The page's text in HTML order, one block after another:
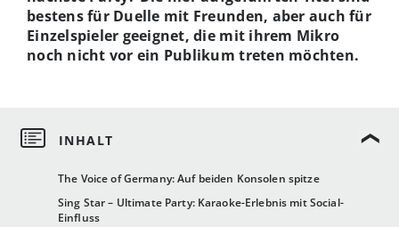
The Voice of Germany: Auf beiden Konsolen spitze
Sing Star – Ultimate Party: Karaoke-Erlebnis mit Social-
Einfluss
bestens für Duelle mit Freunden, aber auch für
Einzelspieler geeignet, die mit ihrem Mikro
noch nicht vor ein Publikum treten möchten.